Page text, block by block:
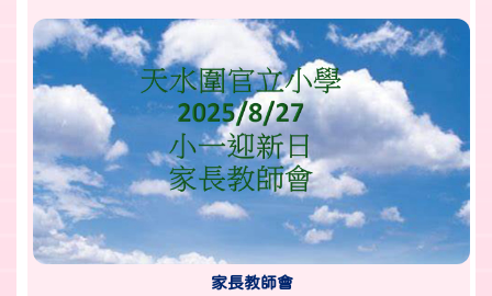
家長教師會